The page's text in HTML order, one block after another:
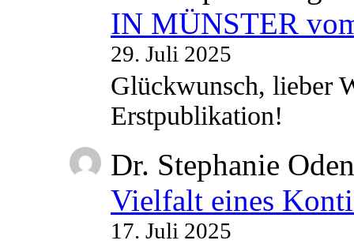
IN MÜNSTER
29. Juli 2025
Glückwunsch, lieber
Erstpublikation!
Dr. Stephanie
Vielfalt eines
17. Juli 2025